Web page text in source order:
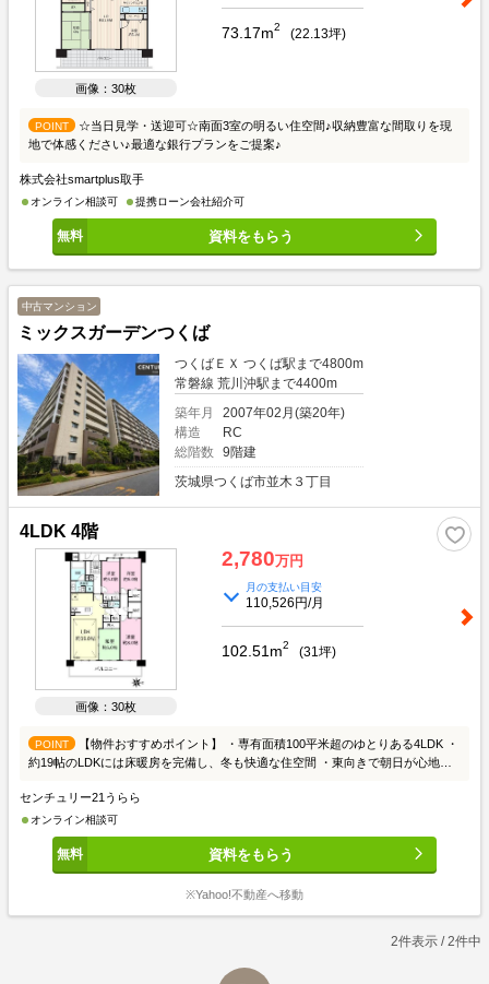
画像：30枚
73.17m2 (22.13坪)
POINT
☆当日見学・送迎可☆南面3室の明るい住空間♪収納豊富な間取りを現
地で体感ください♪最適な銀行プランをご提案♪
株式会社smartplus取手
オンライン相談可 提携ローン会社紹介可
資料をもらう
中古マンション
ミックスガーデンつくば
つくばＥＸ つくば駅まで4800m
常磐線 荒川沖駅まで4400m
築年月
2007年02月(築20年)
構造
RC
総階数
9階建
茨城県つくば市並木３丁目
4LDK 4階
画像：30枚
2,780万円
月の支払い目安
110,526円/月
102.51m2 (31坪)
POINT
【物件おすすめポイント】 ・専有面積100平米超のゆとりある4LDK ・
約19帖のLDKには床暖房を完備し、冬も快適な住空間 ・東向きで朝日が心地よ
ペース ・ペット飼育可能（飼育細則あり）で大切な家族と暮らせます ・小中学
校が徒歩圏内で、子育て世帯にも安心の住環境 ・スーパーやドラッグストアな
ど買い物施設が徒歩圏内に充実 ・広さ・収納・利便性を兼ね備えた、ファミリ
ーにおすすめの住まい
センチュリー21うらら
オンライン相談可
資料をもらう
※Yahoo!不動産へ移動
2件表示 / 2件中